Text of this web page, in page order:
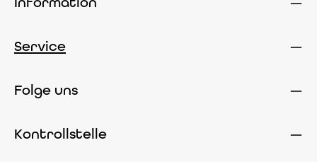
Service
Folge uns
Kontrollstelle